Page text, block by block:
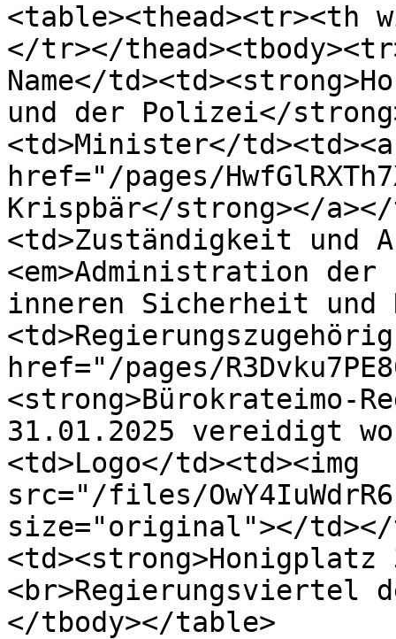
<table><thead><tr><th
</tr></
Name</
und der Polizei</
<td>Minister</td><td><a
href="/pages/
Krispbär</strong></
<td>Zuständigkeit und
<em>Administration
inneren Sicherheit und
href="/pages/
<strong>Bürokrateimo-
31.01.2025 vereidigt
<td>Logo</td><td><img
src="/files/
size="original"></
<br>Regierungsviertel
</tbody></table>